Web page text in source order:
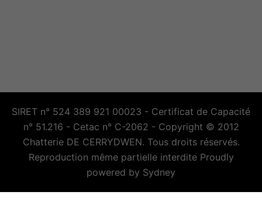
SIRET n° 524 389 921 00023 - Certificat de Capacité
n° 51.216 - Cetac n° C-2062 - Copyright © 2012
Chatterie DE CERRYDWEN. Tous droits réservés.
Reproduction même partielle interdite Proudly
powered by Sydney